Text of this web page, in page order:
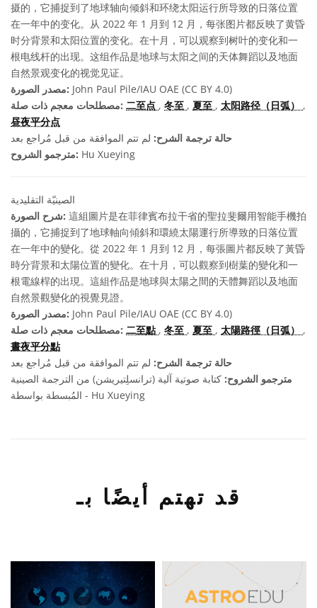
摄的，它捕捉到了地球轴向倾斜和环绕太阳运行所导致的日落位置
在一年中的变化。从 2022 年 1 月到 12 月，每张图片都反映了黄昏
时分背景和太阳位置的变化。在十月，可以观察到树叶的变化和一
根电线杆的出现。这组作品是地球与太阳之间的天体舞蹈以及地面
自然景观变化的视觉见证。
مصدر الصورة: John Paul Pile/IAU OAE (CC BY 4.0)
مصطلحات معجم ذات صلة: 二至点 , 冬至 , 夏至 , 太阳路径（日弧） ,
昼夜平分点
حالة ترجمة الشرح: لم تتم الموافقة من قبل مُراجع بعد
مترجمو الشروح: Hu Xueying
الصينيّة التقليدية
شرح الصورة: 這組圖片是在菲律賓布拉干省的聖拉斐爾用智能手機拍
攝的，它捕捉到了地球軸向傾斜和環繞太陽運行所導致的日落位置
在一年中的變化。從 2022 年 1 月到 12 月，每張圖片都反映了黃昏
時分背景和太陽位置的變化。在十月，可以觀察到樹葉的變化和一
根電線桿的出現。這組作品是地球與太陽之間的天體舞蹈以及地面
自然景觀變化的視覺見證。
مصدر الصورة: John Paul Pile/IAU OAE (CC BY 4.0)
مصطلحات معجم ذات صلة: 二至點 , 冬至 , 夏至 , 太陽路徑（日弧） ,
晝夜平分點
حالة ترجمة الشرح: لم تتم الموافقة من قبل مُراجع بعد
مترجمو الشروح: كتابة صوتية آلية (ترانسلِتيريشن) من الترجمة الصينية
المُبسطة بواسطة - Hu Xueying
قد تهتم أيضًا بـ